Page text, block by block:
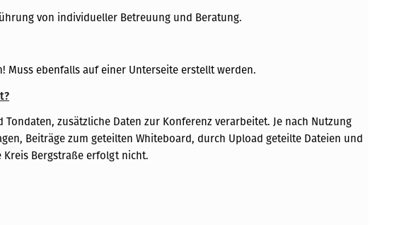
von individueller Betreuung und Beratung.
ebenfalls auf einer Unterseite erstellt werden.
zusätzliche Daten zur Konferenz verarbeitet. Je nach Nutzung
Beiträge zum geteilten Whiteboard, durch Upload geteilte Dateien und
Bergstraße erfolgt nicht.